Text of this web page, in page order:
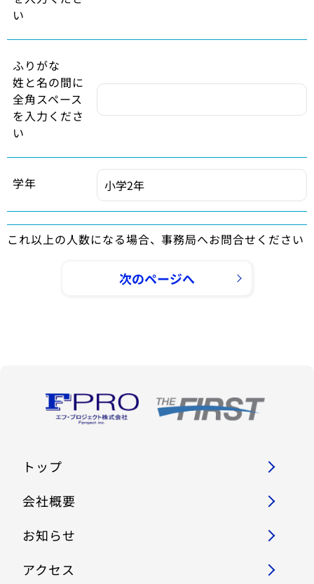
い
ふりがな
姓と名の間に
全角スペース
を入力くださ
い
学年
これ以上の人数になる場合、事務局へお問合せください
トップ
会社概要
お知らせ
アクセス